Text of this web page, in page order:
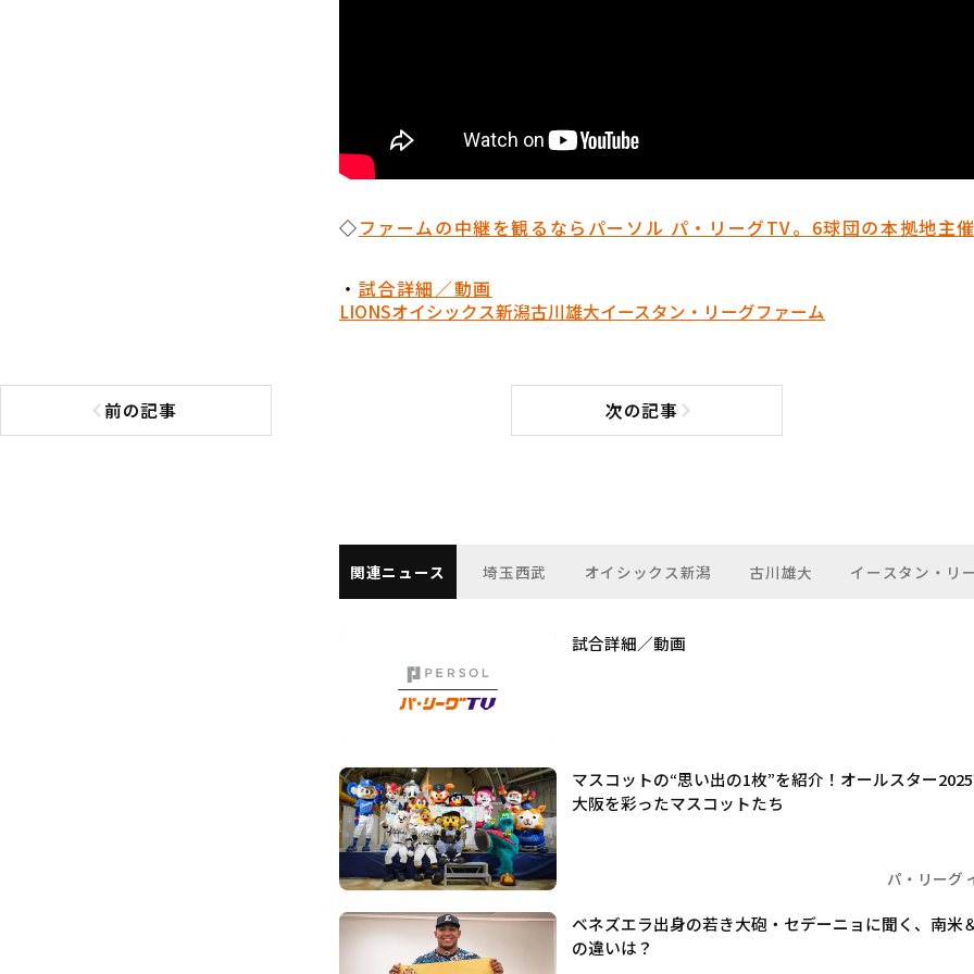
◇ファームの中継を観るならパーソル パ・リーグTV。6球団の本拠地主
・ 試合詳細／動画
LIONSオイシックス新潟古川雄大イースタン・リーグファーム
前の記事
前の記事へ 次の記事次の記事へ
関連ニュース 埼玉西武 オイシックス新潟 古川雄大 イースタン・リ
試合詳細／動画
マスコットの“思い出の1枚”を紹介！オールスター
大阪を彩ったマスコットたち
パ・リーグ
ベネズエラ出身の若き大砲・セデーニョに聞く、南米
の違いは？